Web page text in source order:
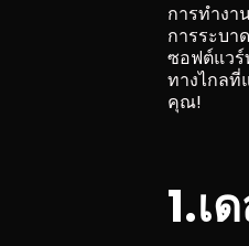
การทำงา
การระบา
ซอฟต์แวร์
ทางไกลที่
คุณ!
1.เ